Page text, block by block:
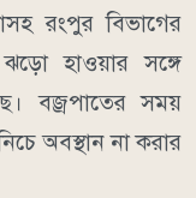
রংপুর বিভাগের
হাওয়ার সঙ্গে
বজ্রপাতের সময়
অবস্থান না করার